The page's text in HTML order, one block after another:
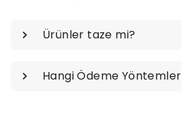
Ürünler taze mi?
Hangi Ödeme